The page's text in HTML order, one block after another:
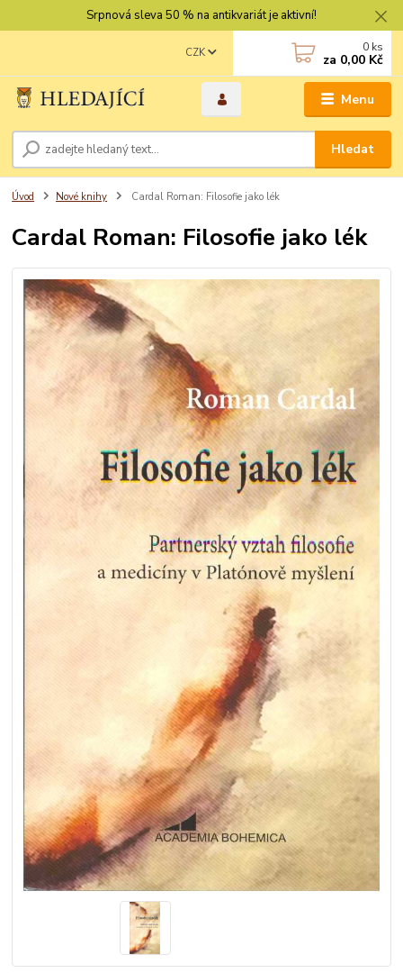
Srpnová sleva 50 % na antikvariát je aktivní!
Menu
CZK
Hledat
0 ks
za 0,00 Kč
Úvod Nové knihy Cardal Roman: Filosofie jako lék
Cardal Roman: Filosofie jako lék